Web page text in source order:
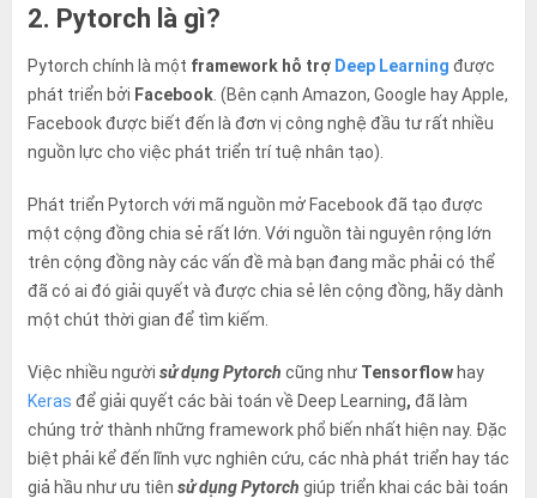
2. Pytorch là gì?
Pytorch chính là một framework hỗ trợ Deep Learning được
phát triển bởi Facebook. (Bên cạnh Amazon, Google hay Apple,
Facebook được biết đến là đơn vị công nghệ đầu tư rất nhiều
nguồn lực cho việc phát triển trí tuệ nhân tạo).
Phát triển Pytorch với mã nguồn mởFacebook đã tạo được
một cộng đồng chia sẻ rất lớn. Với nguồn tài nguyên rộng lớn
trên cộng đồng này các vấn đề mà bạn đang mắc phải có thể
đã có ai đó giải quyết và được chia sẻ lên cộng đồng, hãy dành
một chút thời gian để tìm kiếm.
Việc nhiều người sử dụng Pytorch cũng như Tensorflowhay
Keras để giải quyết các bài toán về Deep Learning, đã làm
chúng trở thành những framework phổ biến nhất hiện nay. Đặc
biệt phải kể đến lĩnh vực nghiên cứu, các nhà phát triển hay tác
giả hầu như ưu tiên sử dụng Pytorch giúp triển khai các bài toán